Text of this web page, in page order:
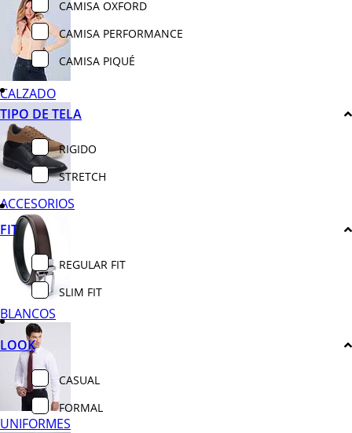
CALZADO
ACCESORIOS
BLANCOS
UNIFORMES
CAMISA OXFORD
CAMISA PERFORMANCE
CAMISA PIQUÉ
TIPO DE TELA
RIGIDO
STRETCH
FIT
REGULAR FIT
SLIM FIT
LOOK
CASUAL
FORMAL